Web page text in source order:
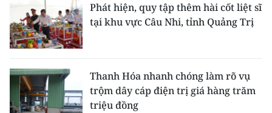
Phát hiện, quy tập thêm hài cốt liệt sĩ
tại khu vực Câu Nhi, tỉnh Quảng Trị
Thanh Hóa nhanh chóng làm rõ vụ
trộm dây cáp điện trị giá hàng trăm
triệu đồng